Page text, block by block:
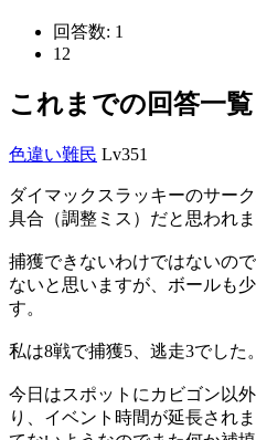
回答数: 1
12
これまでの回答一覧
色違い難民 Lv351
ダイマックスラッキーのサー
具合（調整ミス）だと思われま
捕獲できないわけではないの
ないと思いますが、ボールも
す。
私は8戦で捕獲5、逃走3でした。
今日はスポットにカビゴン以
り、イベント時間が延長され